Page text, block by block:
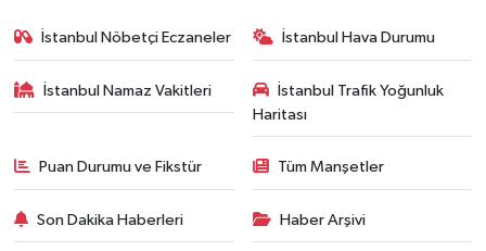
İstanbul Nöbetçi Eczaneler İstanbul Hava Durumu
İstanbul Namaz Vakitleri
İstanbul Trafik Yoğunluk
Haritası
Puan Durumu ve Fikstür Tüm Manşetler
Son Dakika Haberleri Haber Arşivi